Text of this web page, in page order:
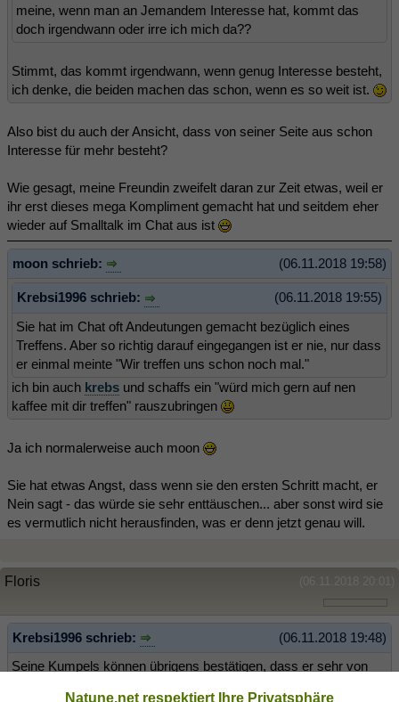
meine, wenn man an Jemandem Interesse hat, kommt das
doch irgendwann oder irre ich mich da??
Stimmt, das kommt irgendwann, wenn genug Interesse besteht,
ich denke, die beiden machen das schon, wenn es so weit ist.
Also bist du auch der Ansicht, dass von seiner Seite aus schon
Interesse für mehr besteht?
Wie gesagt, meine Freundin zweifelt daran zur Zeit etwas, weil er
ihr erst dieses mega Kompliment gemacht hat und seitdem eher
wieder auf Smalltalk im Chat aus ist
(06.11.2018 19:58)
moon schrieb:
(06.11.2018 19:55)
Krebsi1996 schrieb:
Sie hat im Chat oft Andeutungen gemacht bezüglich eines
Treffens. Aber so richtig darauf eingegangen ist er nie, nur dass
er einmal meinte "Wir treffen uns schon noch mal."
ich bin auch krebs und schaffs ein "würd mich gern auf nen
kaffee mit dir treffen" rauszubringen
Ja ich normalerweise auch moon
Sie hat etwas Angst, dass wenn sie den ersten Schritt macht, er
Nein sagt - das würde sie sehr enttäuschen... aber sonst wird sie
es vermutlich nicht herausfinden, was er denn jetzt genau will.
(06.11.2018 20:01)
Floris
(06.11.2018 19:48)
Krebsi1996 schrieb:
Seine Kumpels können übrigens bestätigen, dass er sehr von
Natune.net respektiert Ihre Privatsphäre